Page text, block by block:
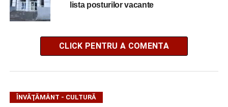
lista posturilor vacante
CLICK PENTRU A COMENTA
ÎNVĂŢĂMÂNT - CULTURĂ